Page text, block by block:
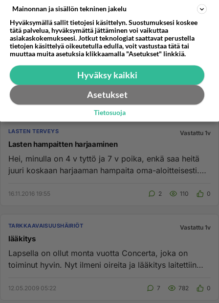
LASTEN TERVEYS Vastattu 1v
Lasten hampaitten harjaaminen
Hei, minulla on 4 v tyttö ja 7 v poika, enkä saa heitä
juuri koskaan harjaaman hampaita oma-aloitteisesti.
16.11.2016 19:55 2 110 0
TARKKAAVAISUUSHÄIRIÖT Vastattu 1v
lääkitys
Lapsella on ollut monta vuotta Concerta, joka on
toiminut hyvin. Nyt ilmeni oireita ja lääkitys laitettiin
12.05.2009 05:22 7 782 0
Mainonnan ja sisällön tekninen jakelu
Hyväksymällä sallit tietojesi käsittelyn. Suostumuksesi koskee
tätä palvelua, hyväksymättä jättäminen voi vaikuttaa
asiakaskokemukseesi. Jotkut teknologiat saattavat perustella
tietojen käsittelyä oikeutetulla edulla, voit vastustaa tätä tai
muuttaa muita asetuksia klikkaamalla "Asetukset" linkkiä.
Hyväksy kaikki
Asetukset
Tietosuoja